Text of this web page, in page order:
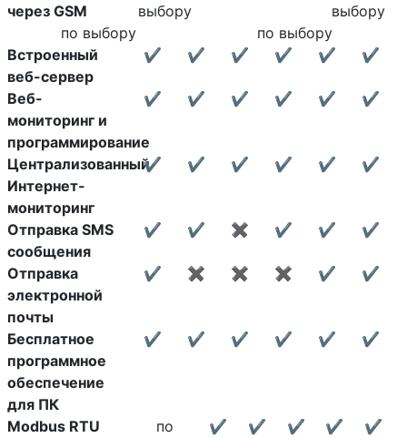
через GSM
выбору
выбору
по выбору
по выбору
Встроенный
веб-сервер
✔ ✔ ✔ ✔ ✔ ✔
Веб-
мониторинг и
программирование
✔ ✔ ✔ ✔ ✔ ✔
Централизованный
Интернет-
мониторинг
✔ ✔ ✔ ✔ ✔ ✔
Отправка SMS
сообщения
✔ ✔ ✖ ✔ ✔ ✔
Отправка
электронной
почты
✔ ✖ ✖ ✖ ✔ ✔
Бесплатное
программное
обеспечение
для ПК
✔ ✔ ✔ ✔ ✔ ✔
Modbus RTU
по
✔ ✔ ✔ ✔ ✔